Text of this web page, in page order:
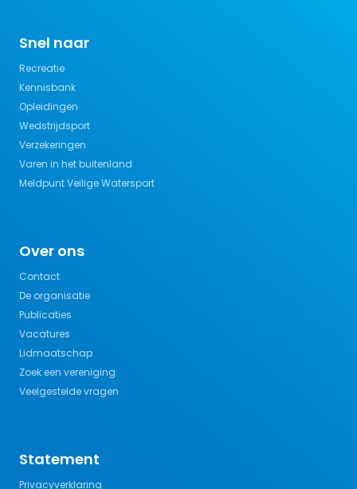
Snel naar
Recreatie
Kennisbank
Opleidingen
Wedstrijdsport
Verzekeringen
Varen in het buitenland
Meldpunt Veilige Watersport
Over ons
Contact
De organisatie
Publicaties
Vacatures
Lidmaatschap
Zoek een vereniging
Veelgestelde vragen
Statement
Privacyverklaring